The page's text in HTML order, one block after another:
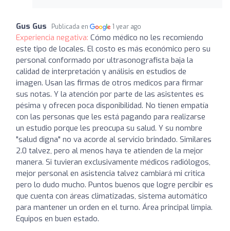
Gus Gus Publicada en 1 year ago
Experiencia negativa: Cómo médico no les recomiendo
este tipo de locales. El costo es más económico pero su
personal conformado por ultrasonografista baja la
calidad de interpretación y análisis en estudios de
imagen. Usan las firmas de otros medicos para firmar
sus notas. Y la atención por parte de las asistentes es
pésima y ofrecen poca disponibilidad. No tienen empatía
con las personas que les está pagando para realizarse
un estudio porque les preocupa su salud. Y su nombre
"salud digna" no va acorde al servicio brindado. Similares
2.0 talvez, pero al menos haya te atienden de la mejor
manera. Si tuvieran exclusivamente médicos radiólogos,
mejor personal en asistencia talvez cambiará mi critica
pero lo dudo mucho. Puntos buenos que logre percibir es
que cuenta con áreas climatizadas, sistema automático
para mantener un orden en el turno. Área principal limpia.
Equipos en buen estado.